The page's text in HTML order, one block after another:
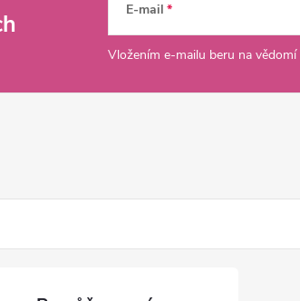
E-mail
Vložením e-mailu beru na vědomí